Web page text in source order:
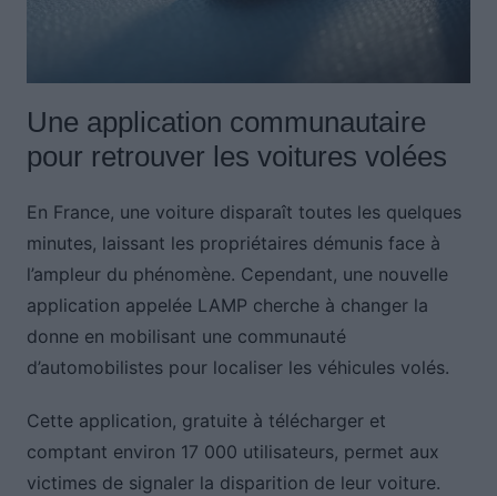
Une application communautaire
pour retrouver les voitures volées
En France, une voiture disparaît toutes les quelques
minutes, laissant les propriétaires démunis face à
l’ampleur du phénomène. Cependant, une nouvelle
application appelée LAMP cherche à changer la
donne en mobilisant une communauté
d’automobilistes pour localiser les véhicules volés.
Cette application, gratuite à télécharger et
comptant environ 17 000 utilisateurs, permet aux
victimes de signaler la disparition de leur voiture.